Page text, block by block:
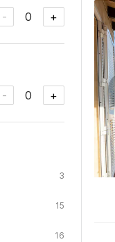
- 0 +
- 0 +
3
15
16